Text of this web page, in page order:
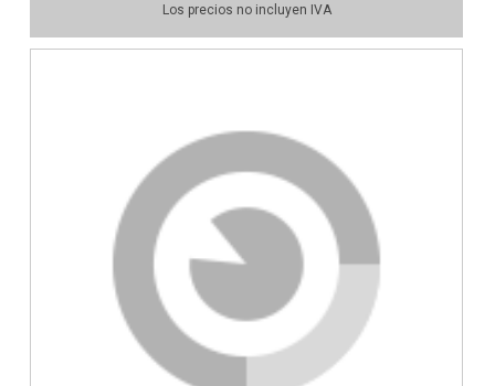
Los precios no incluyen IVA